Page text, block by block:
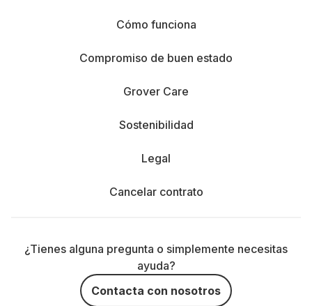
Cómo funciona
Compromiso de buen estado
Grover Care
Sostenibilidad
Legal
Cancelar contrato
¿Tienes alguna pregunta o simplemente necesitas
ayuda?
Contacta con nosotros